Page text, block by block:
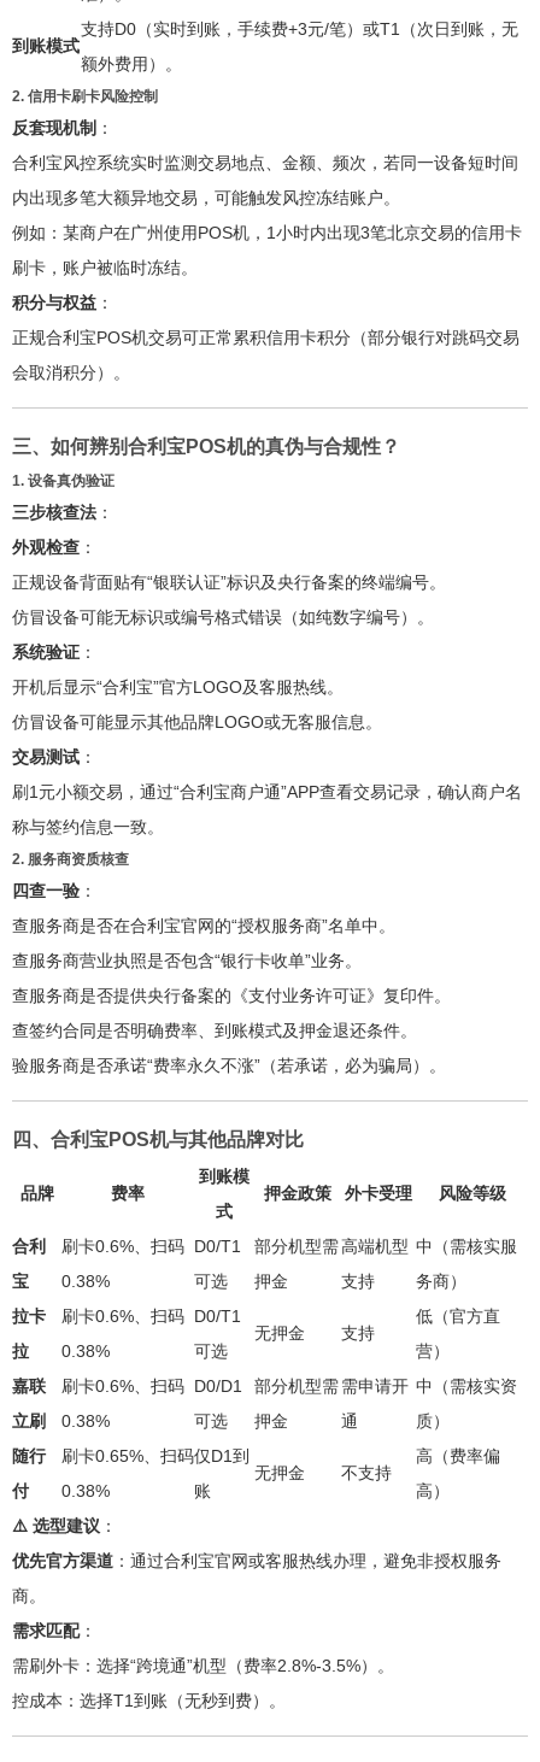
到账模式
支持D0（实时到账，手续费+3元/笔）或T1（次日到账，无
额外费用）。
2. 信用卡刷卡风险控制
反套现机制 ：
合利宝风控系统实时监测交易地点、金额、频次，若同一设备短时间
内出现多笔大额异地交易，可能触发风控冻结账户。
例如：某商户在广州使用POS机，1小时内出现3笔北京交易的信用卡
刷卡，账户被临时冻结。
积分与权益 ：
正规合利宝POS机交易可正常累积信用卡积分（部分银行对跳码交易
会取消积分）。
三、如何辨别合利宝POS机的真伪与合规性？
1. 设备真伪验证
三步核查法 ：
外观检查 ：
正规设备背面贴有“银联认证”标识及央行备案的终端编号。
仿冒设备可能无标识或编号格式错误（如纯数字编号）。
系统验证 ：
开机后显示“合利宝”官方LOGO及客服热线。
仿冒设备可能显示其他品牌LOGO或无客服信息。
交易测试 ：
刷1元小额交易，通过“合利宝商户通”APP查看交易记录，确认商户名
称与签约信息一致。
2. 服务商资质核查
四查一验 ：
查服务商是否在合利宝官网的“授权服务商”名单中。
查服务商营业执照是否包含“银行卡收单”业务。
查服务商是否提供央行备案的《支付业务许可证》复印件。
查签约合同是否明确费率、到账模式及押金退还条件。
验服务商是否承诺“费率永久不涨”（若承诺，必为骗局）。
四、合利宝POS机与其他品牌对比
品牌 费率
到账模
式
押金政策 外卡受理 风险等级
合利
宝
刷卡0.6%、扫码
0.38%
D0/T1
可选
部分机型需
押金
高端机型
支持
中（需核实服
务商）
拉卡
拉
刷卡0.6%、扫码
0.38%
D0/T1
可选
无押金 支持
低（官方直
营）
嘉联
立刷
刷卡0.6%、扫码
0.38%
D0/D1
可选
部分机型需
押金
需申请开
通
中（需核实资
质）
随行
付
刷卡0.65%、扫码
0.38%
仅D1到
账
无押金 不支持
高（费率偏
高）
⚠️ 选型建议 ：
优先官方渠道 ：通过合利宝官网或客服热线办理，避免非授权服务
商。
需求匹配：
需刷外卡：选择“跨境通”机型（费率2.8%-3.5%）。
控成本：选择T1到账（无秒到费）。